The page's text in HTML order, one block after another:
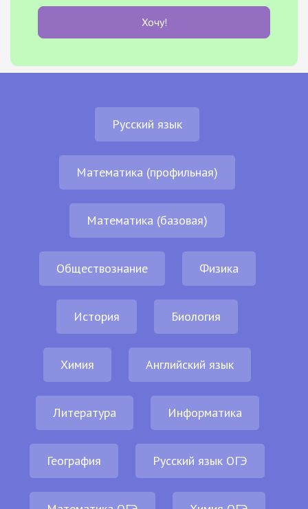
Хочу!
Русский язык
Математика (профильная)
Математика (базовая)
Обществознание Физика
История Биология
Химия Английский язык
Литература Информатика
География Русский язык ОГЭ